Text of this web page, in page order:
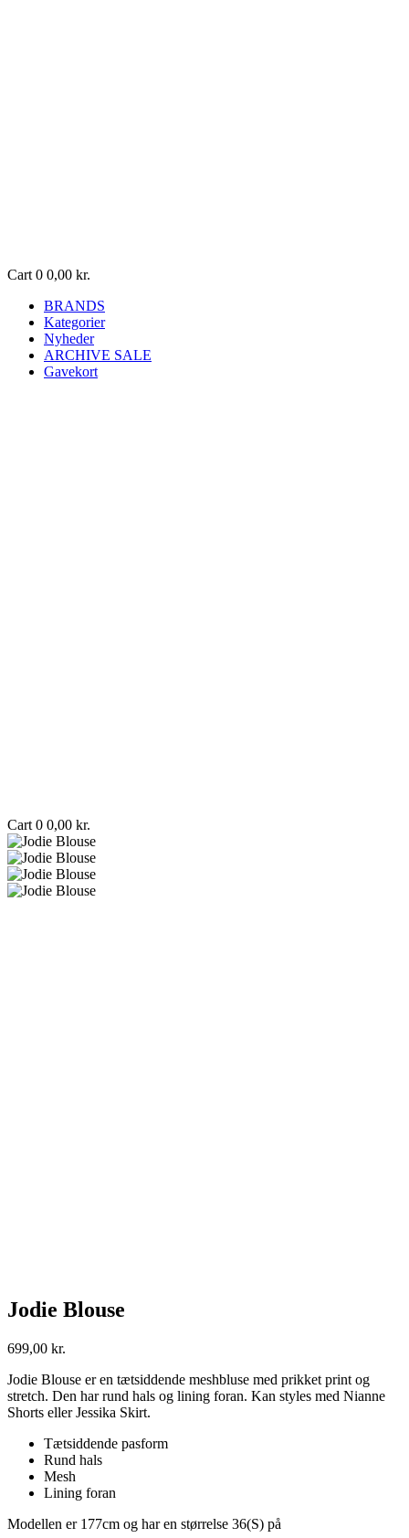
Cart 0 0,00 kr.
BRANDS
Kategorier
Nyheder
ARCHIVE SALE
Gavekort
Cart 0 0,00 kr.
Jodie Blouse
699,00 kr.
Jodie Blouse er en tætsiddende meshbluse med prikket print og
stretch. Den har rund hals og lining foran. Kan styles med Nianne
Shorts eller Jessika Skirt.
Tætsiddende pasform
Rund hals
Mesh
Lining foran
Modellen er 177cm og har en størrelse 36(S) på